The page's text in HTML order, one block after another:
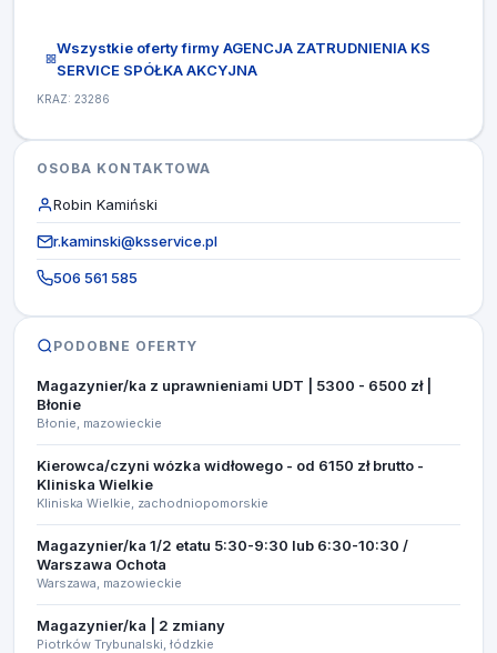
Wszystkie oferty firmy AGENCJA ZATRUDNIENIA KS
SERVICE SPÓŁKA AKCYJNA
KRAZ: 23286
OSOBA KONTAKTOWA
Robin Kamiński
r.kaminski@ksservice.pl
506 561 585
PODOBNE OFERTY
Magazynier/ka z uprawnieniami UDT | 5300 - 6500 zł |
Błonie
Błonie, mazowieckie
Kierowca/czyni wózka widłowego - od 6150 zł brutto -
Kliniska Wielkie
Kliniska Wielkie, zachodniopomorskie
Magazynier/ka 1/2 etatu 5:30-9:30 lub 6:30-10:30 /
Warszawa Ochota
Warszawa, mazowieckie
Magazynier/ka | 2 zmiany
Piotrków Trybunalski, łódzkie